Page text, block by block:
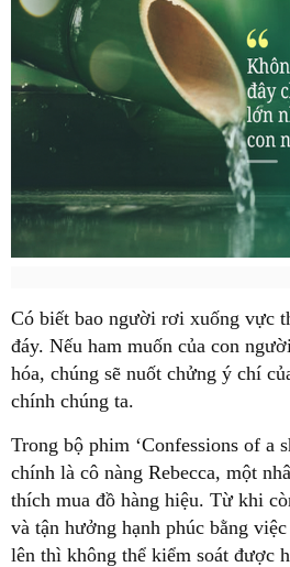
Có biết bao người rơi xuống vực
đáy. Nếu ham muốn của con
hóa, chúng sẽ nuốt chửng ý chí
chính chúng ta.
Trong bộ phim ‘Confessions of a
chính là cô nàng Rebecca, một
thích mua đồ hàng hiệu. Từ khi
và tận hưởng hạnh phúc bằng
lên thì không thể kiểm soát được